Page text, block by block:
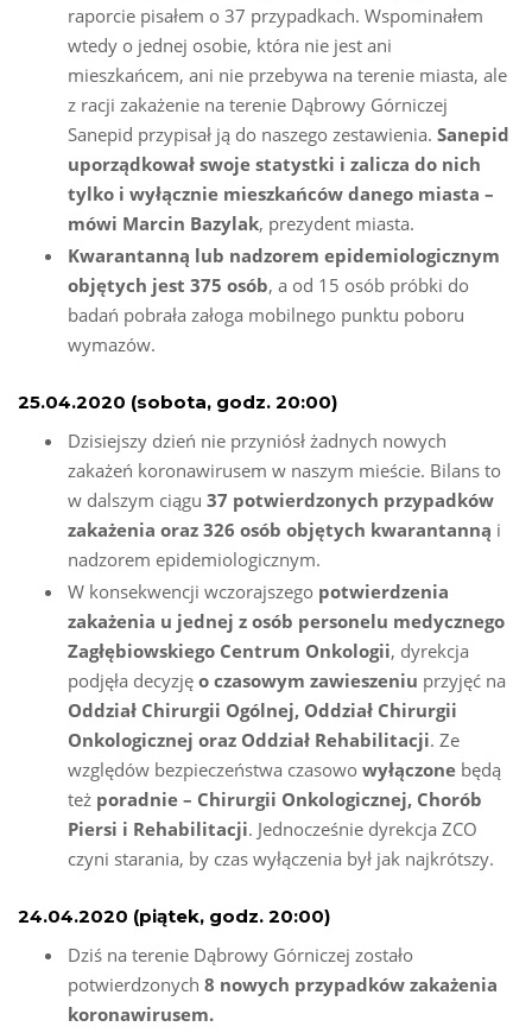
raporcie pisałem o 37 przypadkach. Wspominałem
wtedy o jednej osobie, która nie jest ani
mieszkańcem, ani nie przebywa na terenie miasta, ale
z racji zakażenie na terenie Dąbrowy Górniczej
Sanepid przypisał ją do naszego zestawienia. Sanepid
uporządkował swoje statystki i zalicza do nich
tylko i wyłącznie mieszkańców danego miasta –
mówi Marcin Bazylak, prezydent miasta.
Kwarantanną lub nadzorem epidemiologicznym
objętych jest 375 osób, a od 15 osób próbki do
badań pobrała załoga mobilnego punktu poboru
wymazów.
25.04.2020 (sobota, godz. 20:00)
Dzisiejszy dzień nie przyniósł żadnych nowych
zakażeń koronawirusem w naszym mieście. Bilans to
w dalszym ciągu 37 potwierdzonych przypadków
zakażenia oraz 326 osób objętych kwarantanną i
nadzorem epidemiologicznym.
W konsekwencji wczorajszego potwierdzenia
zakażenia u jednej z osób personelu medycznego
Zagłębiowskiego Centrum Onkologii, dyrekcja
podjęła decyzję o czasowym zawieszeniu przyjęć na
Oddział Chirurgii Ogólnej, Oddział Chirurgii
Onkologicznej oraz Oddział Rehabilitacji. Ze
względów bezpieczeństwa czasowo wyłączone będą
też poradnie – Chirurgii Onkologicznej, Chorób
Piersi i Rehabilitacji. Jednocześnie dyrekcja ZCO
czyni starania, by czas wyłączenia był jak najkrótszy.
24.04.2020 (piątek, godz. 20:00)
Dziś na terenie Dąbrowy Górniczej zostało
potwierdzonych 8 nowych przypadków zakażenia
koronawirusem.